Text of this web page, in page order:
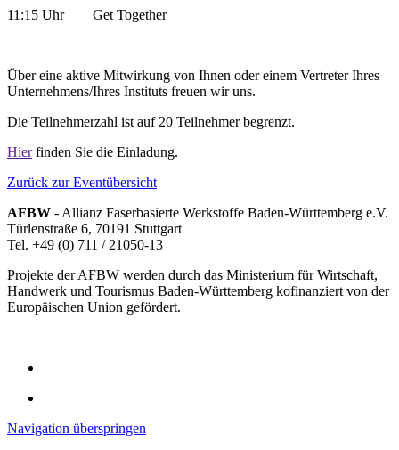
11:15 Uhr Get Together
Über eine aktive Mitwirkung von Ihnen oder einem Vertreter Ihres
Unternehmens/Ihres Instituts freuen wir uns.
Die Teilnehmerzahl ist auf 20 Teilnehmer begrenzt.
Hierfinden Sie die Einladung.
Zurück zur Eventübersicht
AFBW - Allianz Faserbasierte Werkstoffe Baden-Württemberg e.V.
Türlenstraße 6, 70191 Stuttgart
Tel. +49 (0) 711 / 21050-13
Projekte der AFBW werden durch das Ministerium für Wirtschaft,
Handwerk und Tourismus Baden-Württemberg kofinanziert von der
Europäischen Union gefördert.
Navigation überspringen